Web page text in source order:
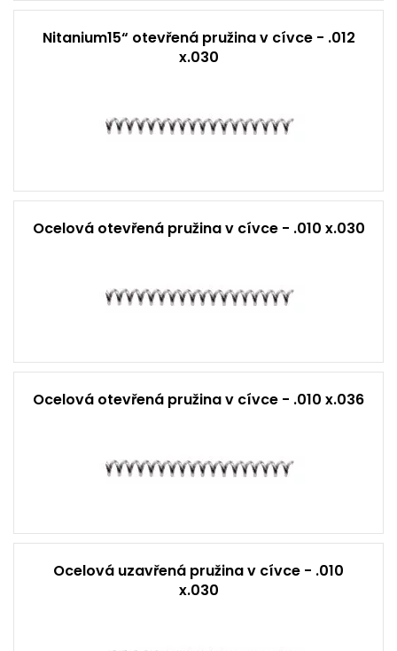
Nitanium15“ otevřená pružina v cívce - .012
x.030
Ocelová otevřená pružina v cívce - .010 x.030
Ocelová otevřená pružina v cívce - .010 x.036
Ocelová uzavřená pružina v cívce - .010
x.030